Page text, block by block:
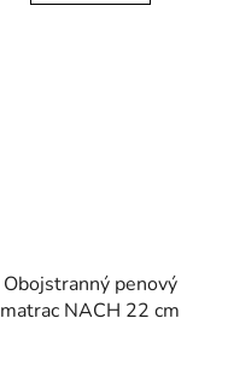
Obojstranný penový
matrac NACH 22 cm